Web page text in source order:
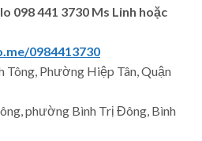
098 441 3730 Ms Linh hoặc
0984413730
Phường Hiệp Tân, Quận
phường Bình Trị Đông, Bình